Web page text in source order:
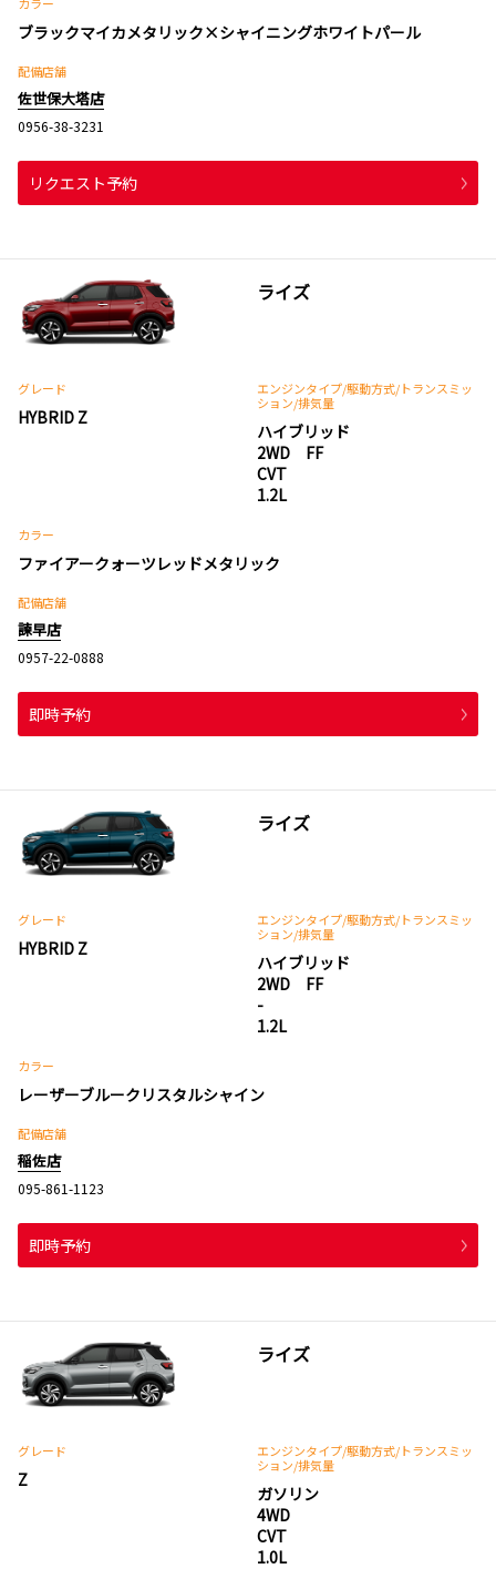
カラー
ブラックマイカメタリック×シャイニングホワイトパール
配備店舗
佐世保大塔店
0956-38-3231
リクエスト予約
ライズ
グレード
HYBRID Z
エンジンタイプ/駆動方式/トランスミッ
ション/排気量
ハイブリッド
2WD FF
CVT
1.2L
カラー
ファイアークォーツレッドメタリック
配備店舗
諫早店
0957-22-0888
即時予約
ライズ
グレード
HYBRID Z
エンジンタイプ/駆動方式/トランスミッ
ション/排気量
ハイブリッド
2WD FF
-
1.2L
カラー
レーザーブルークリスタルシャイン
配備店舗
稲佐店
095-861-1123
即時予約
ライズ
グレード
Z
エンジンタイプ/駆動方式/トランスミッ
ション/排気量
ガソリン
4WD
CVT
1.0L